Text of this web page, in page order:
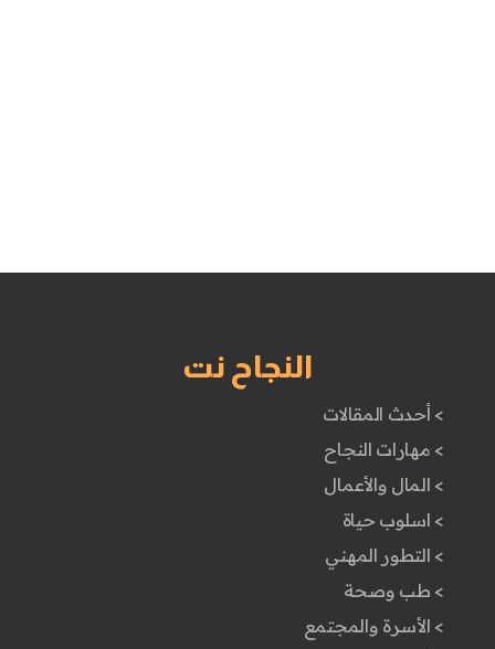
النجاح نت
> أحدث المقالات
> مهارات النجاح
> المال والأعمال
> اسلوب حياة
> التطور المهني
> طب وصحة
> الأسرة والمجتمع